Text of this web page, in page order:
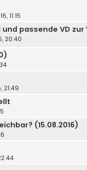
11:15
und passende VD
20:40
21:49
(15.08.2016)